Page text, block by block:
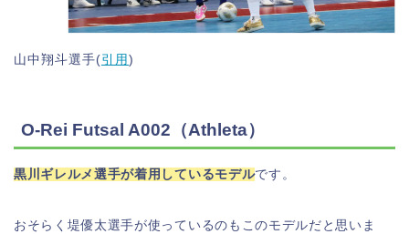
山中翔斗選手(引用 )
O-Rei Futsal A002（Athleta）
黒川ギレルメ選手が着用しているモデルです。
おそらく堤優太選手が使っているのもこのモデルだと思いま